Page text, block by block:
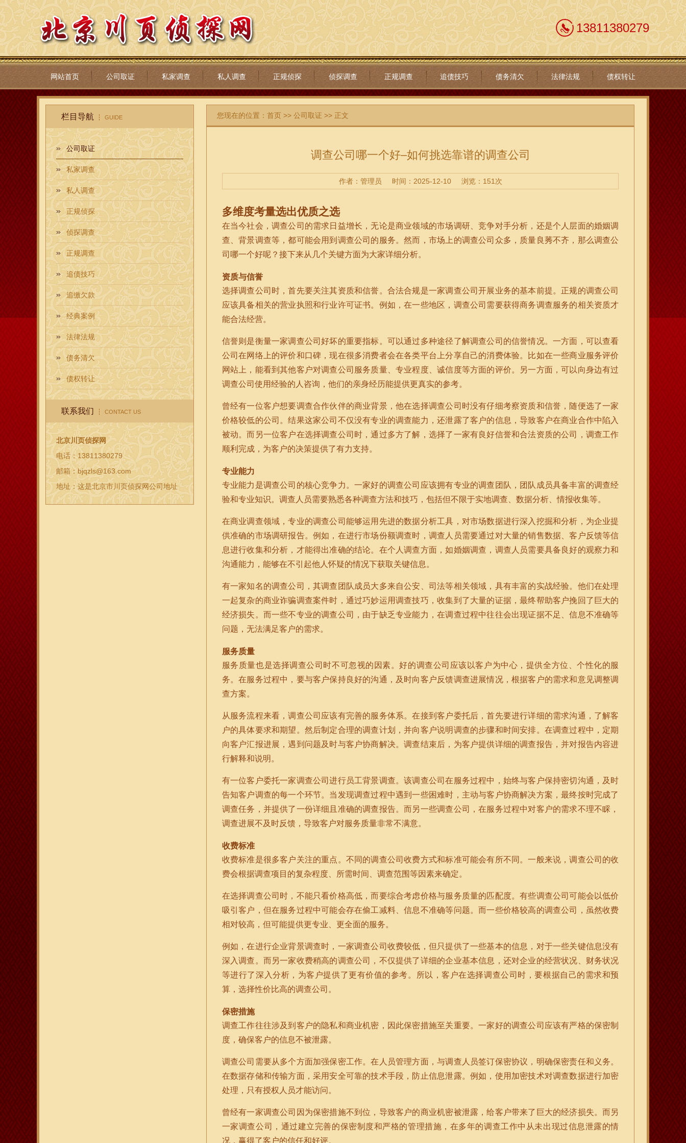
13811380279
网站首页 公司取证 私家调查 私人调查 正规侦探 侦探调查 正规调查 追债技巧 债务清欠 法律法规 债权转让
栏目导航 GUIDE
公司取证
私家调查
私人调查
正规侦探
侦探调查
正规调查
追债技巧
追缴欠款
经典案例
法律法规
债务清欠
债权转让
联系我们 CONTACT US
北京川页侦探网
电话：13811380279
邮箱：bjqzls@163.com
地址：这是北京市川页侦探网公司地址
您现在的位置： 首页>> 公司取证 >> 正文
调查公司哪一个好–如何挑选靠谱的调查公司
作者：管理员 时间：2025-12-10 浏览：151次
多维度考量选出优质之选
在当今社会，调查公司的需求日益增长，无论是商业领域的市场调研、竞争对手分析，还是个人层面的婚姻调
查、背景调查等，都可能会用到调查公司的服务。然而，市场上的调查公司众多，质量良莠不齐，那么调查公
司哪一个好呢？接下来从几个关键方面为大家详细分析。
资质与信誉
选择调查公司时，首先要关注其资质和信誉。合法合规是一家调查公司开展业务的基本前提。正规的调查公司
应该具备相关的营业执照和行业许可证书。例如，在一些地区，调查公司需要获得商务调查服务的相关资质才
能合法经营。
信誉则是衡量一家调查公司好坏的重要指标。可以通过多种途径了解调查公司的信誉情况。一方面，可以查看
公司在网络上的评价和口碑，现在很多消费者会在各类平台上分享自己的消费体验。比如在一些商业服务评价
网站上，能看到其他客户对调查公司服务质量、专业程度、诚信度等方面的评价。另一方面，可以向身边有过
调查公司使用经验的人咨询，他们的亲身经历能提供更真实的参考。
曾经有一位客户想要调查合作伙伴的商业背景，他在选择调查公司时没有仔细考察资质和信誉，随便选了一家
价格较低的公司。结果这家公司不仅没有专业的调查能力，还泄露了客户的信息，导致客户在商业合作中陷入
被动。而另一位客户在选择调查公司时，通过多方了解，选择了一家有良好信誉和合法资质的公司，调查工作
顺利完成，为客户的决策提供了有力支持。
专业能力
专业能力是调查公司的核心竞争力。一家好的调查公司应该拥有专业的调查团队，团队成员具备丰富的调查经
验和专业知识。调查人员需要熟悉各种调查方法和技巧，包括但不限于实地调查、数据分析、情报收集等。
在商业调查领域，专业的调查公司能够运用先进的数据分析工具，对市场数据进行深入挖掘和分析，为企业提
供准确的市场调研报告。例如，在进行市场份额调查时，调查人员需要通过对大量的销售数据、客户反馈等信
息进行收集和分析，才能得出准确的结论。在个人调查方面，如婚姻调查，调查人员需要具备良好的观察力和
沟通能力，能够在不引起他人怀疑的情况下获取关键信息。
有一家知名的调查公司，其调查团队成员大多来自公安、司法等相关领域，具有丰富的实战经验。他们在处理
一起复杂的商业诈骗调查案件时，通过巧妙运用调查技巧，收集到了大量的证据，最终帮助客户挽回了巨大的
经济损失。而一些不专业的调查公司，由于缺乏专业能力，在调查过程中往往会出现证据不足、信息不准确等
问题，无法满足客户的需求。
服务质量
服务质量也是选择调查公司时不可忽视的因素。好的调查公司应该以客户为中心，提供全方位、个性化的服
务。在服务过程中，要与客户保持良好的沟通，及时向客户反馈调查进展情况，根据客户的需求和意见调整调
查方案。
从服务流程来看，调查公司应该有完善的服务体系。在接到客户委托后，首先要进行详细的需求沟通，了解客
户的具体要求和期望。然后制定合理的调查计划，并向客户说明调查的步骤和时间安排。在调查过程中，定期
向客户汇报进展，遇到问题及时与客户协商解决。调查结束后，为客户提供详细的调查报告，并对报告内容进
行解释和说明。
有一位客户委托一家调查公司进行员工背景调查。该调查公司在服务过程中，始终与客户保持密切沟通，及时
告知客户调查的每一个环节。当发现调查过程中遇到一些困难时，主动与客户协商解决方案，最终按时完成了
调查任务，并提供了一份详细且准确的调查报告。而另一些调查公司，在服务过程中对客户的需求不理不睬，
调查进展不及时反馈，导致客户对服务质量非常不满意。
收费标准
收费标准是很多客户关注的重点。不同的调查公司收费方式和标准可能会有所不同。一般来说，调查公司的收
费会根据调查项目的复杂程度、所需时间、调查范围等因素来确定。
在选择调查公司时，不能只看价格高低，而要综合考虑价格与服务质量的匹配度。有些调查公司可能会以低价
吸引客户，但在服务过程中可能会存在偷工减料、信息不准确等问题。而一些价格较高的调查公司，虽然收费
相对较高，但可能提供更专业、更全面的服务。
例如，在进行企业背景调查时，一家调查公司收费较低，但只提供了一些基本的信息，对于一些关键信息没有
深入调查。而另一家收费稍高的调查公司，不仅提供了详细的企业基本信息，还对企业的经营状况、财务状况
等进行了深入分析，为客户提供了更有价值的参考。所以，客户在选择调查公司时，要根据自己的需求和预
算，选择性价比高的调查公司。
保密措施
调查工作往往涉及到客户的隐私和商业机密，因此保密措施至关重要。一家好的调查公司应该有严格的保密制
度，确保客户的信息不被泄露。
调查公司需要从多个方面加强保密工作。在人员管理方面，与调查人员签订保密协议，明确保密责任和义务。
在数据存储和传输方面，采用安全可靠的技术手段，防止信息泄露。例如，使用加密技术对调查数据进行加密
处理，只有授权人员才能访问。
曾经有一家调查公司因为保密措施不到位，导致客户的商业机密被泄露，给客户带来了巨大的经济损失。而另
一家调查公司，通过建立完善的保密制度和严格的管理措施，在多年的调查工作中从未出现过信息泄露的情
况，赢得了客户的信任和好评。